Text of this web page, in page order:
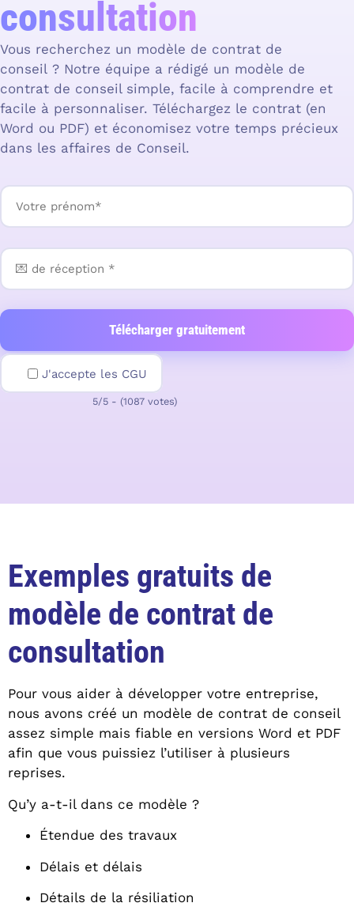
consultation
Vous recherchez un modèle de contrat de
conseil ? Notre équipe a rédigé un modèle de
contrat de conseil simple, facile à comprendre et
facile à personnaliser. Téléchargez le contrat (en
Word ou PDF) et économisez votre temps précieux
dans les affaires de Conseil.
J'accepte les CGU
5/5 - (1087 votes)
Exemples gratuits de
modèle de contrat de
consultation
Pour vous aider à développer votre entreprise,
nous avons créé un modèle de contrat de conseil
assez simple mais fiable en versions Word et PDF
afin que vous puissiez l’utiliser à plusieurs
reprises.
Qu’y a-t-il dans ce modèle ?
Étendue des travaux
Délais et délais
Détails de la résiliation